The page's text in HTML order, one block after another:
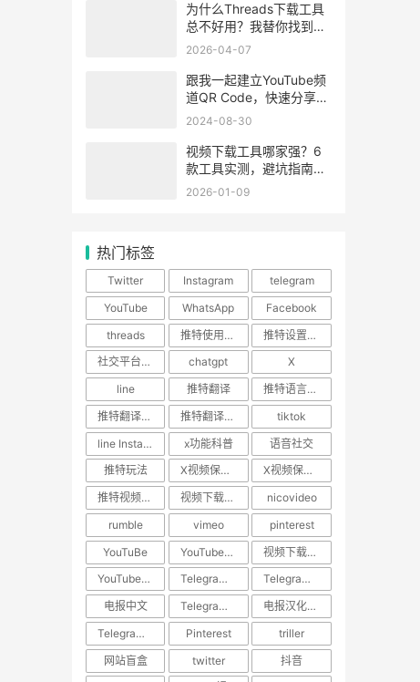
为什么Threads下载工具
总不好用？我替你找到了
答案
2026-04-07
跟我一起建立YouTube频
道QR Code，快速分享
YouTube频道吧！
2024-08-30
视频下载工具哪家强？6
款工具实测，避坑指南看
这篇就够了
2026-01-09
热门标签
Twitter Instagram
telegram
YouTube
WhatsApp
Facebook
threads
推特使用技巧
推特设置教程
社交平台使用指南
chatgpt
X
line
推特翻译
推特语言设置
推特翻译功能
推特翻译插件
tiktok
line Instagram
x功能科普
语音社交
推特玩法
X视频保存攻略
X视频保存教程
推特视频下载
视频下载神器
nicovideo
rumble
vimeo
pinterest
YouTuBe
YouTube视频下载
视频下载教程
YouTube视频搬运
​Telegram汉化
Telegram中文设置
电报中文
Telegram使用技巧
电报汉化方法
Telegram教程
Pinterest
triller
网站盲盒
twitter
抖音